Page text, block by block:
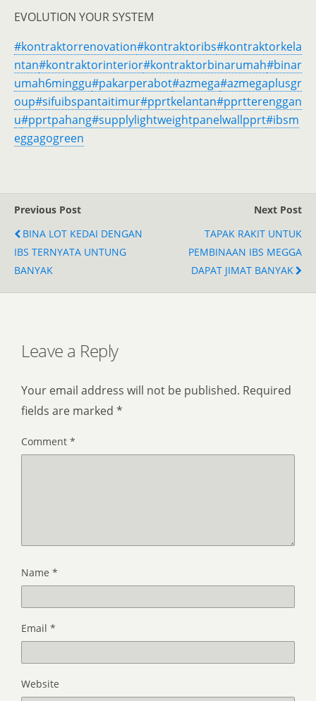
EVOLUTION YOUR SYSTEM
#kontraktorrenovation#kontraktoribs#kontraktorkela
ntan#kontraktorinterior#kontraktorbinarumah#binar
umah6minggu#pakarperabot#azmega#azmegaplusgr
oup#sifuibspantaitimur#pprtkelantan#pprtterenggan
u#pprtpahang#supplylightweightpanelwallpprt#ibsm
eggagogreen
Previous Post
BINA LOT KEDAI DENGAN
IBS TERNYATA UNTUNG
BANYAK
Next Post
TAPAK RAKIT UNTUK
PEMBINAAN IBS MEGGA
DAPAT JIMAT BANYAK
Leave a Reply
Your email address will not be published. Required
fields are marked *
Comment *
Name *
Email *
Website